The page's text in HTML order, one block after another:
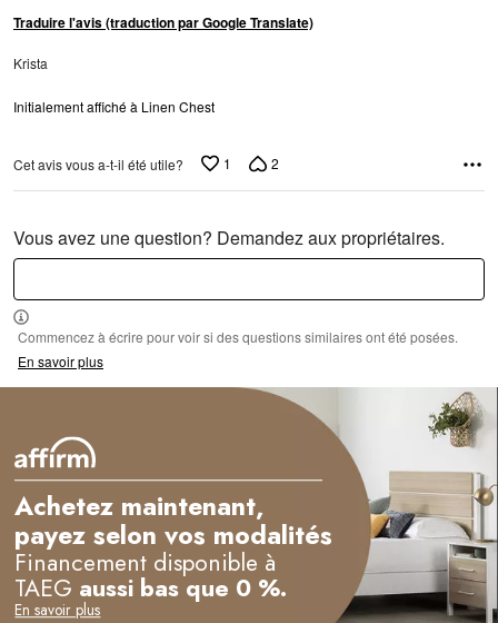
Traduire l'avis (traduction par Google Translate)
Krista
Initialement affiché à Linen Chest
Cet avis vous a-t-il été utile? 1 2
Vous avez une question? Demandez aux propriétaires.
Commencez à écrire pour voir si des questions similaires ont été posées.
En savoir plus
Achetez maintenant,
payez selon vos modalités
Financement disponible à
TAEG aussi bas que 0 %.
En savoir plus